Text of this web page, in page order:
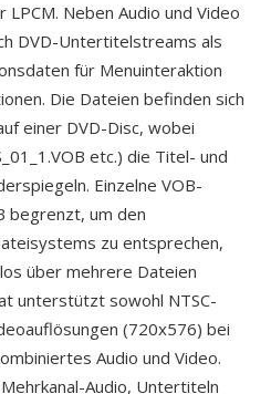
Neben Audio und Video
DVD-Untertitelstreams als
für Menuinteraktion
Die Dateien befinden sich
einer DVD-Disc, wobei
etc.) die Titel- und
Einzelne VOB-
begrenzt, um den
zu entsprechen,
über mehrere Dateien
unterstützt sowohl NTSC-
(720x576) bei
Audio und Video.
Audio, Untertiteln